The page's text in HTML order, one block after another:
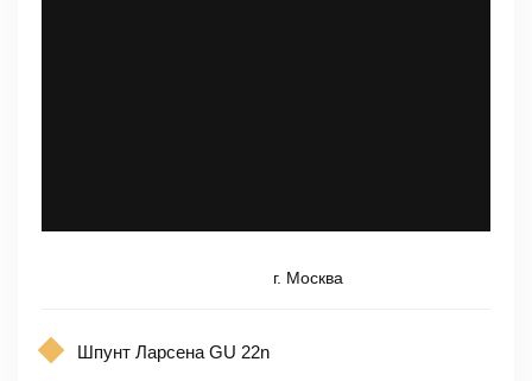
г. Москва
Шпунт Ларсена GU 22n